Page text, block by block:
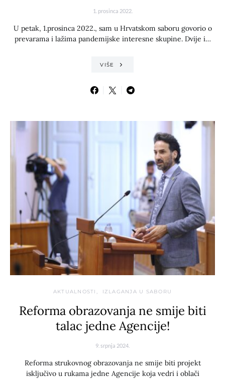
1. prosinca 2022.
U petak, 1.prosinca 2022., sam u Hrvatskom saboru govorio o
prevarama i lažima pandemijske interesne skupine. Dvije i…
VIŠE
AKTUALNOSTI IZLAGANJA U SABORU
Reforma obrazovanja ne smije biti
talac jedne Agencije!
9. srpnja 2024.
Reforma strukovnog obrazovanja ne smije biti projekt
isključivo u rukama jedne Agencije koja vedri i oblači